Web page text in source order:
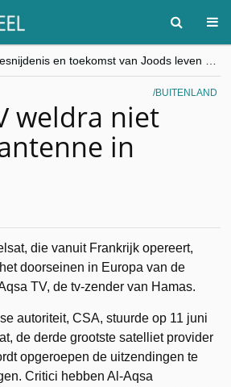
“Besnijdenisdebat toont hoe moeilijk seculiere Westen minderheden begrijpt”, Jinnih Beels (Vooruit)
CITYTRIP | ROEMENIË – Boekarest: de verrassing van Oost-Europa
BUITENLAND
weldra niet
in
die vanuit Frankrijk opereert,
doorseinen in Europa van de
TV, de tv-zender van Hamas.
autoriteit, CSA, stuurde op 11 juni
de derde grootste satelliet provider
opgeroepen de uitzendingen te
Critici hebben Al-Aqsa